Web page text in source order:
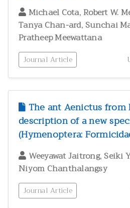
Michael Cota,Robert W.
Tanya Chan-ard, Sunchai
Pratheep Meewattana
Journal Article
The ant Aenictus from
description of a new
(Hymenoptera:
Weeyawat Jaitrong, Seiki
Niyom Chanthalangsy
Journal Article